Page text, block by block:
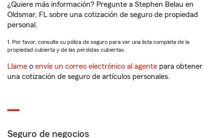
¿Quiere más información? Pregunte a Stephen Belau en
Oldsmar, FL sobre una cotización de seguro de propiedad
personal.
1. Por favor, consulte su póliza de seguro para ver una lista completa de la
propiedad cubierta y de las pérdidas cubiertas.
Llame o envíe un correo electrónico al agente para obtener
una cotización de seguro de artículos personales.
Seguro de negocios